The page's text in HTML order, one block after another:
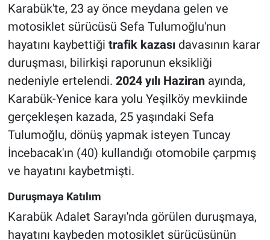
Karabük'te, 23 ay önce meydana gelen ve
motosiklet sürücüsü Sefa Tulumoğlu'nun
hayatını kaybettiği trafik kazasıdavasının karar
duruşması, bilirkişi raporunun eksikliği
nedeniyle ertelendi. 2024 yılı Haziranayında,
Karabük-Yenice kara yolu Yeşilköy mevkiinde
gerçekleşen kazada, 25 yaşındaki Sefa
Tulumoğlu, dönüş yapmak isteyen Tuncay
İncebacak'ın (40) kullandığı otomobile çarpmış
ve hayatını kaybetmişti.
Duruşmaya Katılım
Karabük Adalet Sarayı'nda görülen duruşmaya,
hayatını kaybeden motosiklet sürücüsünün